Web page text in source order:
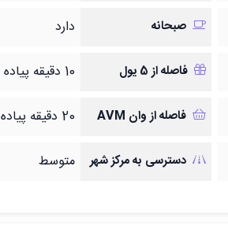
صبحانه دارد
فاصله از 5 یول 10 دقیقه پیاده
فاصله از وان AVM 20 دقیقه پیاده
دسترسی به مرکز شهر متوسط